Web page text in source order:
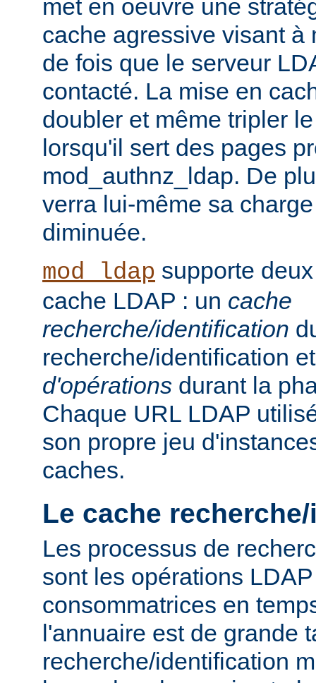
met en oeuvre une
cache agressive visant à
de fois que le serveur
contacté. La mise en
doubler et même tripler
lorsqu'il sert des pages
mod_authnz_ldap. De
verra lui-même sa
diminuée.
mod_ldap supporte
cache LDAP : un cache
recherche/identification
recherche/identification
d'opérations durant la
Chaque URL LDAP
son propre jeu
caches.
Le cache
Les processus de
sont les opérations
consommatrices en
l'annuaire est de grande
recherche/identification